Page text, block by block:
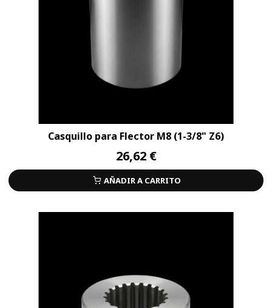
Casquillo para Flector M8 (1-3/8" Z6)
26,62 €
AÑADIR A CARRITO